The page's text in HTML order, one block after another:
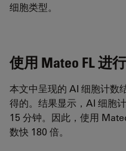
细胞类型。
使用 Mateo FL 进
本文中呈现的 AI 细胞计数
得的。结果显示，AI 细胞
15 分钟。因此，使用
数快 180 倍。